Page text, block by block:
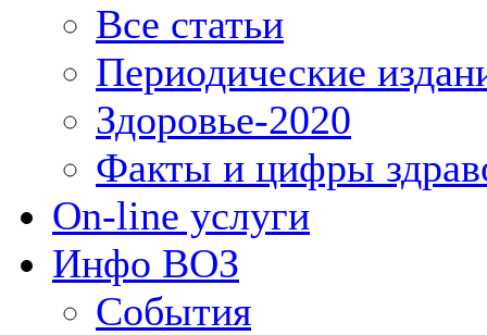
Все статьи
Периодические
Здоровье-2020
Факты и цифры
On-line услуги
Инфо ВОЗ
События